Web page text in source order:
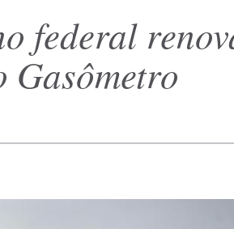
federal
Gasômetro